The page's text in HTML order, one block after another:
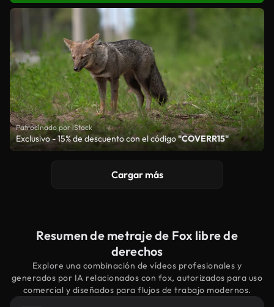
Patrocinado por iStock
Exclusivo - 15% de descuento con el código"COVERR15"
Cargar más
Resumen de metraje de Fox libre de
derechos
Explore una combinación de vídeos profesionales y
generados por IA relacionados con fox, autorizados para uso
comercial y diseñados para flujos de trabajo modernos.